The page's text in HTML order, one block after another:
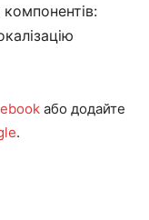
або додайте
.